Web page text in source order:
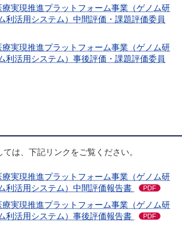
実現推進プラットフォーム事業（ゲノム研
利活用システム）中間評価・課題評価委員
実現推進プラットフォーム事業（ゲノム研
利活用システム）事後評価・課題評価委員
は、下記リンクをご覧ください。
実現推進プラットフォーム事業（ゲノム研
利活用システム）中間評価報告書
PDF
実現推進プラットフォーム事業（ゲノム研
利活用システム）事後評価報告書
PDF